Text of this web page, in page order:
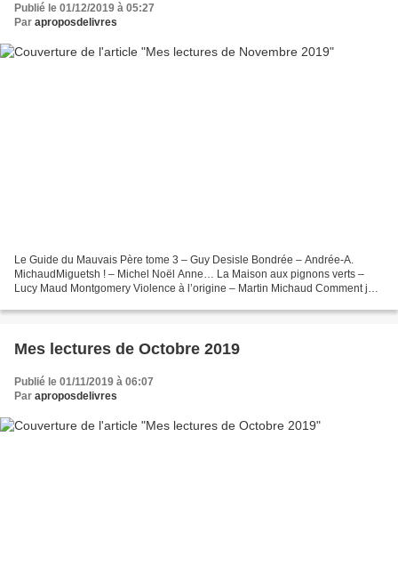
Publié le 01/12/2019 à 05:27
Par aproposdelivres
Le Guide du Mauvais Père tome 3 – Guy Desisle Bondrée – Andrée-A.
MichaudMiguetsh ! – Michel Noël Anne… La Maison aux pignons verts –
Lucy Maud Montgomery Violence à l’origine – Martin Michaud Comment je
Mes lectures de Octobre 2019
Publié le 01/11/2019 à 06:07
Par aproposdelivres